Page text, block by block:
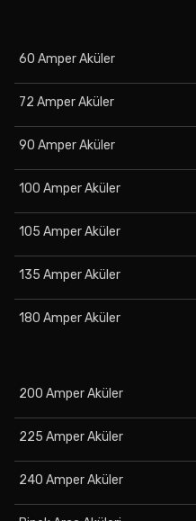
60 Amper Aküler
72 Amper Aküler
90 Amper Aküler
100 Amper Aküler
105 Amper Aküler
135 Amper Aküler
180 Amper Aküler
200 Amper Aküler
225 Amper Aküler
240 Amper Aküler